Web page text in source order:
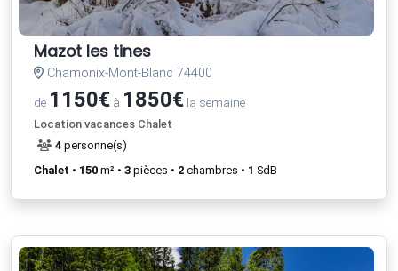
Mazot les tines
Chamonix-Mont-Blanc 74400
de 1150€ à 1850€ la semaine
Location vacances Chalet
4 personne(s)
Chalet • 150 m² • 3 pièces • 2 chambres • 1 SdB